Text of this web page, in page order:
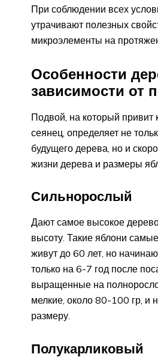
При соблюдении всех
утрачивают полезных
микроэлементы на
Особенности
зависимости от
Подвой, на который привит
сеянец, определяет не
будущего дерева, но и
жизни дерева и размеры
Сильнорослый
Дают самое высокое
высоту. Такие яблони
живут до 60 лет, но
только на 6-7 год после
выращенные на
мелкие, около 80-100 гр, и
размеру.
Полукарликовый